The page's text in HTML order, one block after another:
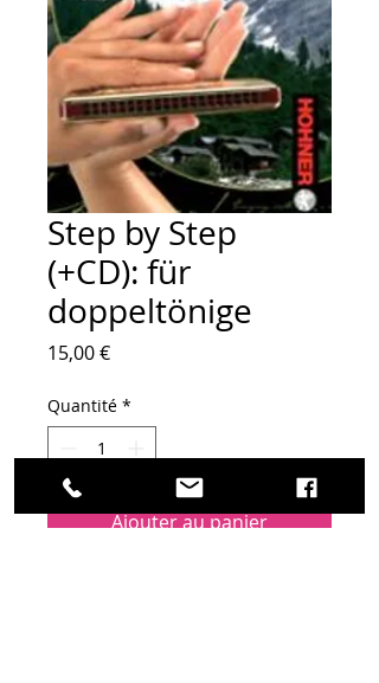
Step by Step
(+CD): für
doppeltönige
15,00 €Prix
Quantité *
Ajouter au panier